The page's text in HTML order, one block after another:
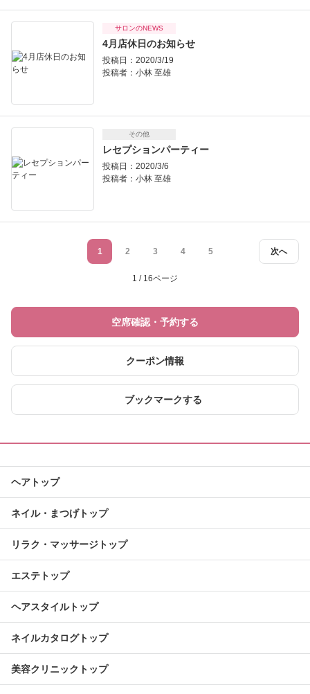
サロンのNEWS
4月店休日のお知らせ
投稿日：2020/3/19
投稿者： 小林 至雄
その他
レセプションパーティー
投稿日：2020/3/6
投稿者： 小林 至雄
次へ
1 2 3 4 5
1 / 16ページ
空席確認・予約する
クーポン情報
ブックマークする
ヘアトップ
ネイル・まつげトップ
リラク・マッサージトップ
エステトップ
ヘアスタイルトップ
ネイルカタログトップ
美容クリニックトップ